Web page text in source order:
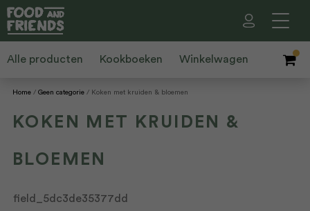
Alle producten Kookboeken Winkelwagen
Home Geen categorie Koken met kruiden & bloemen
KOKEN MET KRUIDEN &
BLOEMEN
field_5dc3de35377dd